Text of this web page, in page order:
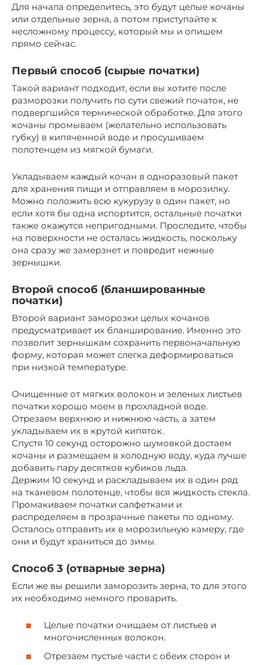
Для начала определитесь, это будут целые кочаны
или отдельные зерна, а потом приступайте к
несложному процессу, который мы и опишем
прямо сейчас.
Первый способ (сырые початки)
Такой вариант подходит, если вы хотите после
разморозки получить по сути свежий початок, не
подвергшийся термической обработке. Для этого
кочаны промываем (желательно использовать
губку) в кипяченной воде и просушиваем
полотенцем из мягкой бумаги.
Укладываем каждый кочан в одноразовый пакет
для хранения пищи и отправляем в морозилку.
Можно положить всю кукурузу в один пакет, но
если хотя бы одна испортится, остальные початки
также окажутся непригодными. Проследите, чтобы
на поверхности не осталась жидкость, поскольку
она сразу же замерзнет и повредит нежные
зернышки.
Второй способ (бланшированные
початки)
Второй вариант заморозки целых кочанов
предусматривает их бланширование. Именно это
позволит зернышкам сохранить первоначальную
форму, которая может слегка деформироваться
при низкой температуре.
Очищенные от мягких волокон и зеленых листьев
початки хорошо моем в прохладной воде.
Отрезаем верхнюю и нижнюю часть, а затем
укладываем их в крутой кипяток.
Спустя 10 секунд осторожно шумовкой достаем
кочаны и размещаем в холодную воду, куда лучше
добавить пару десятков кубиков льда.
Держим 10 секунд и раскладываем их в один ряд
на тканевом полотенце, чтобы вся жидкость стекла.
Промакиваем початки салфетками и
распределяем в прозрачные пакеты по одному.
Осталось отправить их в морозильную камеру, где
они и будут храниться до зимы.
Способ 3 (отварные зерна)
Если же вы решили заморозить зерна, то для этого
их необходимо немного проварить.
Целые початки очищаем от листьев и
многочисленных волокон.
Отрезаем пустые части с обеих сторон и